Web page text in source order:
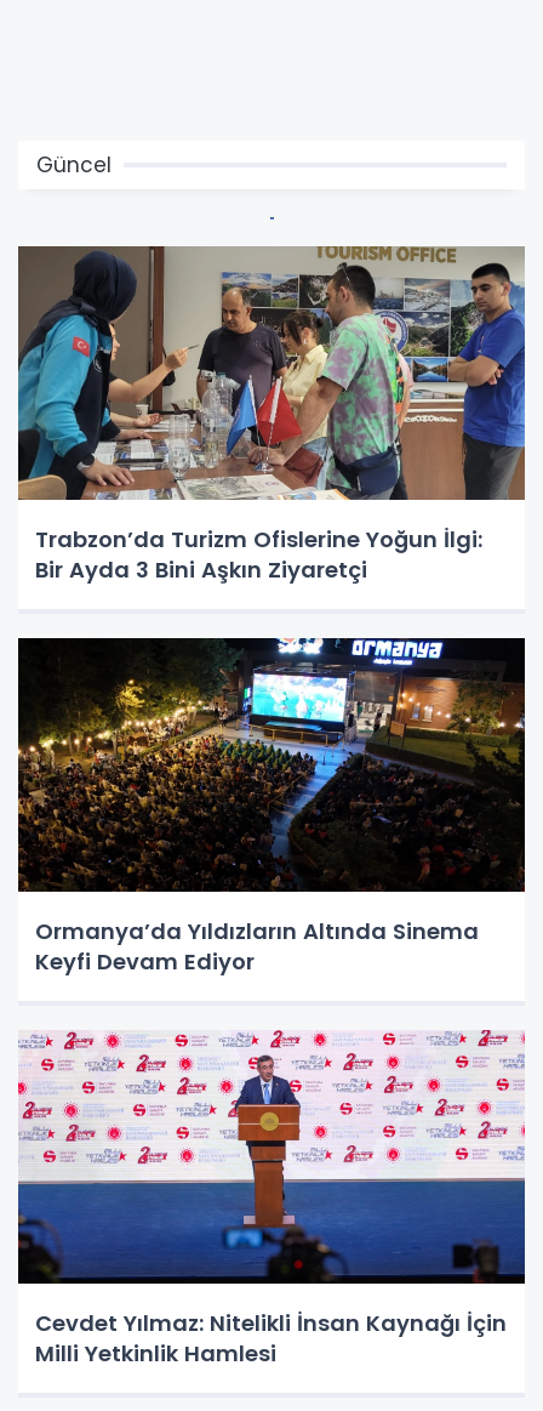
Güncel
Trabzon’da Turizm Ofislerine Yoğun İlgi:
Bir Ayda 3 Bini Aşkın Ziyaretçi
Ormanya’da Yıldızların Altında Sinema
Keyfi Devam Ediyor
Cevdet Yılmaz: Nitelikli İnsan Kaynağı İçin
Milli Yetkinlik Hamlesi